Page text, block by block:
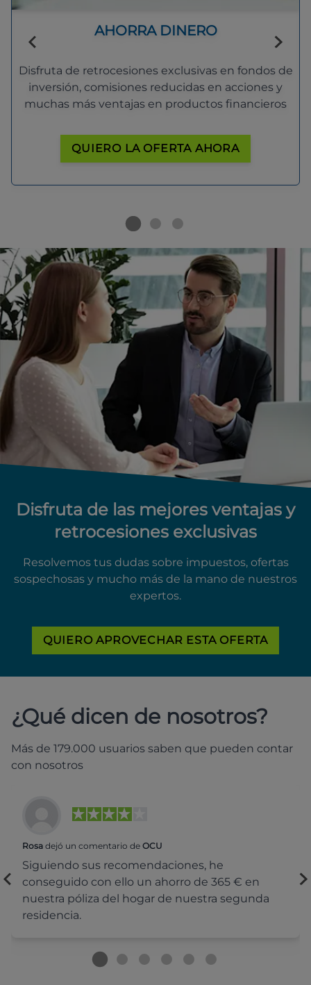
AHORRA DINERO
Disfruta de retrocesiones exclusivas en fondos de
inversión, comisiones reducidas en acciones y
muchas más ventajas en productos financieros
QUIERO LA OFERTA AHORA
Disfruta de las mejores ventajas y
retrocesiones exclusivas
Resolvemos tus dudas sobre impuestos, ofertas
sospechosas y mucho más de la mano de nuestros
expertos.
QUIERO APROVECHAR ESTA OFERTA
¿Qué dicen de nosotros?
Más de 179.000 usuarios saben que pueden contar
con nosotros
Rosa dejó un comentario de OCU
Siguiendo sus recomendaciones, he
conseguido con ello un ahorro de 365 € en
nuestra póliza del hogar de nuestra segunda
residencia.